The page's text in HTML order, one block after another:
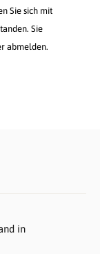
Sie sich mit
Sie
abmelden.
in